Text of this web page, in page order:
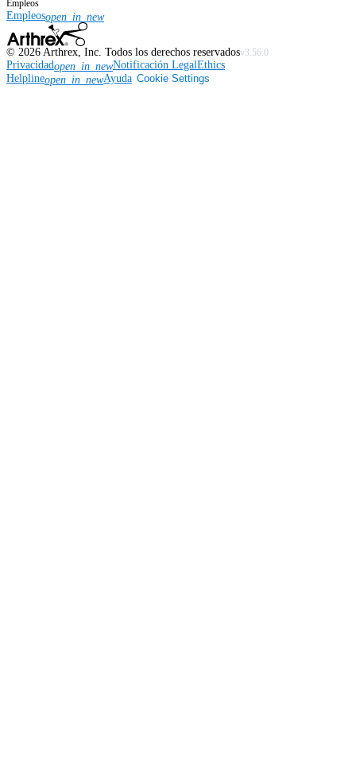
Empleos
Empleosopen_in_new
© 2026 Arthrex, Inc. Todos los derechos reservadosv3.56.0
Privacidadopen_in_newNotificación LegalEthics
Helplineopen_in_newAyuda Cookie Settings